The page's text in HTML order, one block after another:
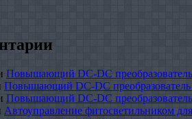
Повышающий DC-DC
Повышающий DC-DC
Повышающий DC-DC
Автоуправление фитосветильником